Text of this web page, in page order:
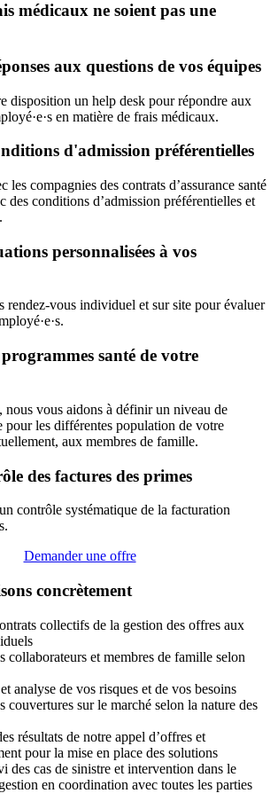
médicaux ne soient pas une
aux questions de vos équipes
disposition un help desk pour répondre aux
en matière de frais médicaux.
d'admission préférentielles
les compagnies des contrats d’assurance santé
des conditions d’admission préférentielles et
personnalisées à vos
rendez-vous individuel et sur site pour évaluer
santé de votre
nous vous aidons à définir un niveau de
pour les différentes population de votre
aux membres de famille.
des factures des primes
contrôle systématique de la facturation
Demander une offre
concrètement
collectifs de la gestion des offres aux
collaborateurs et membres de famille selon
analyse de vos risques et de vos besoins
couvertures sur le marché selon la nature des
résultats de notre appel d’offres et
pour la mise en place des solutions
des cas de sinistre et intervention dans le
en coordination avec toutes les parties